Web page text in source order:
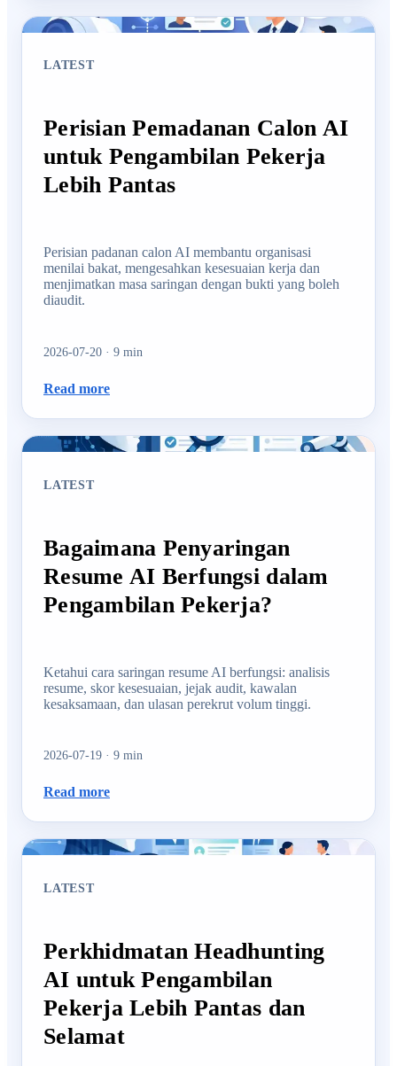
LATEST
Perisian Pemadanan Calon AI
untuk Pengambilan Pekerja
Lebih Pantas
Perisian padanan calon AI membantu organisasi
menilai bakat, mengesahkan kesesuaian kerja dan
menjimatkan masa saringan dengan bukti yang boleh
diaudit.
2026-07-20 · 9 min
Read more
LATEST
Bagaimana Penyaringan
Resume AI Berfungsi dalam
Pengambilan Pekerja?
Ketahui cara saringan resume AI berfungsi: analisis
resume, skor kesesuaian, jejak audit, kawalan
kesaksamaan, dan ulasan perekrut volum tinggi.
2026-07-19 · 9 min
Read more
LATEST
Perkhidmatan Headhunting
AI untuk Pengambilan
Pekerja Lebih Pantas dan
Selamat